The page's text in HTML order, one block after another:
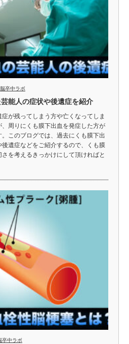
脳卒中ラボ
能人の症状や後遺症を紹介
が残ってしまう方や亡くなってしま
周りにくも膜下出血を発症した方が
このブログでは、過去にくも膜下出
遺症などをご紹介するので、くも膜
を考えるきっかけにして頂ければと
卒中ラボ